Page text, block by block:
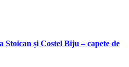
Stoican și Costel Biju – capete de